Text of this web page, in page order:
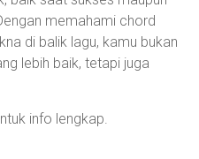
memahami chord
di balik lagu, kamu bukan
lebih baik, tetapi juga
info lengkap.